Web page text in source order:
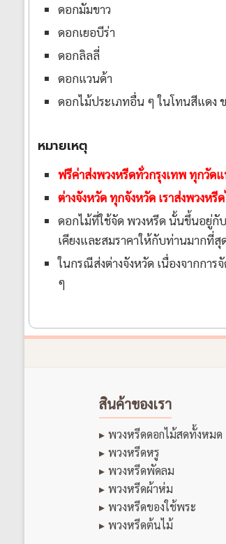
ดอกมัมขาว
ดอกเยอบีร่า
ดอกลิลลี่
ดอกแวนด้า
ดอกไม้ประเภทอื่น ๆ ในโทนสีแดง
หมายเหตุ
ฟรีค่าส่งพวงหรีดทั่วกรุงเทพ ทุกวัด
ต่างจังหวัด ทุกจังหวัด เราส่งพวงห
ดอกไม้ที่ใช้จัด พวงหรีด นั้นขึ้นอยู่กั
เคียงและสมราคาให้กับท่านมากที่สุ
ในกรณีส่งต่างจังหวัด เนื่องจากกา
ๆ
สินค้าของเรา
พวงหรีดดอกไม้สดทั้งหมด
พวงหรีดหรู
พวงหรีดพัดลม
พวงหรีดผ้าห่ม
พวงหรีดของใช้พระ
พวงหรีดต้นไม้